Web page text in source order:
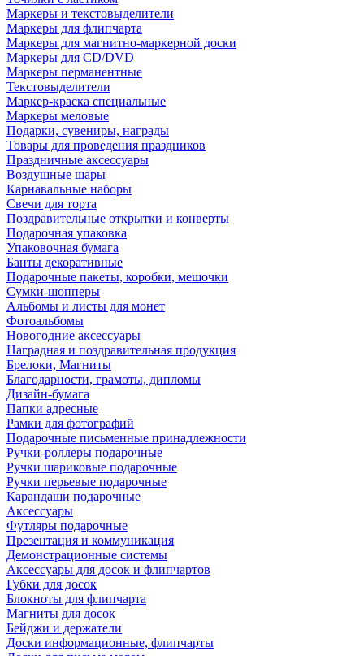
Маркеры и текстовыделители
Маркеры для флипчарта
Маркеры для магнитно-маркерной доски
Маркеры для CD/DVD
Маркеры перманентные
Текстовыделители
Маркер-краска специальные
Маркеры меловые
Подарки, сувениры, награды
Товары для проведения праздников
Праздничные аксессуары
Воздушные шары
Карнавальные наборы
Свечи для торта
Поздравительные открытки и конверты
Подарочная упаковка
Упаковочная бумага
Банты декоративные
Подарочные пакеты, коробки, мешочки
Сумки-шопперы
Альбомы и листы для монет
Фотоальбомы
Новогодние аксессуары
Наградная и поздравительная продукция
Брелоки, Магниты
Благодарности, грамоты, дипломы
Дизайн-бумага
Папки адресные
Рамки для фотографий
Подарочные письменные принадлежности
Ручки-роллеры подарочные
Ручки шариковые подарочные
Ручки перьевые подарочные
Карандаши подарочные
Аксессуары
Футляры подарочные
Презентация и коммуникация
Демонстрационные системы
Аксессуары для досок и флипчартов
Губки для досок
Блокноты для флипчарта
Магниты для досок
Бейджи и держатели
Доски информационные, флипчарты